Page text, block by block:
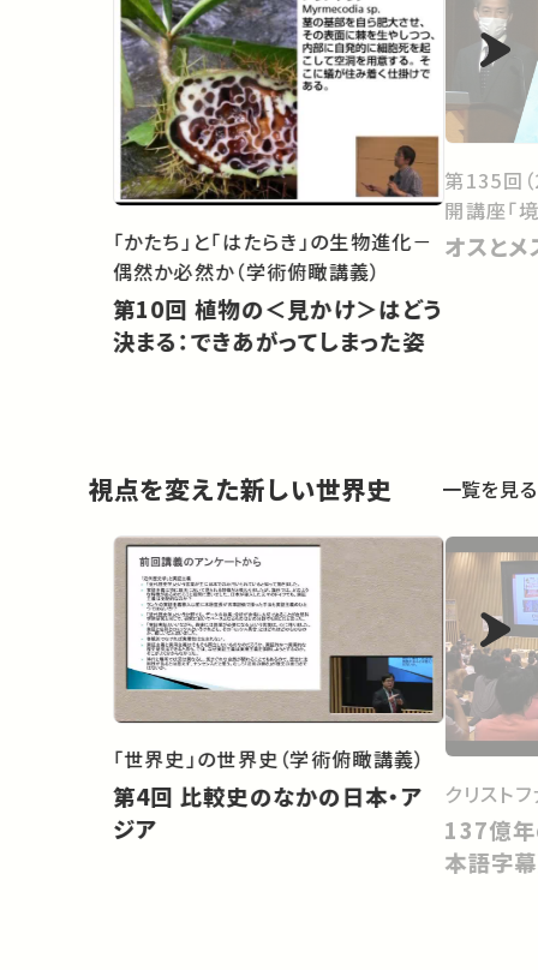
「かたち」と「はたらき」の生物進化－
偶然か必然か（学術俯瞰講義）
第10回 植物の＜見かけ＞はどう
決まる：できあがってしまった姿
第135回
開講座「
オスと
視点を変えた新しい世界史 一覧を見る
「世界史」の世界史（学術俯瞰講義）
第4回 比較史のなかの日本・ア
ジア
クリスト
137億年
本語字幕